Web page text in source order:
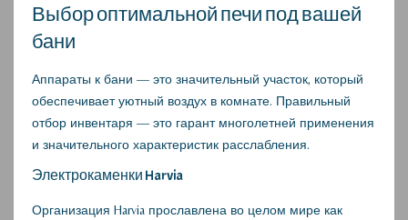
Выбор оптимальной печи под вашей
бани
Аппараты к бани — это значительный участок, который
обеспечивает уютный воздух в комнате. Правильный
отбор инвентаря — это гарант многолетней применения
и значительного характеристик расслабления.
Электрокаменки Harvia
Организация Harvia прославлена во целом мире как